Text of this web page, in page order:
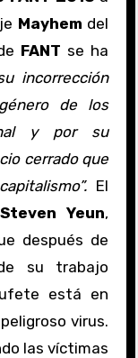
Mayhem del
FANT se ha
incorrección
de los
y por su
cerrado que
El
Steven Yeun,
después de
su trabajo
está en
virus.
las víctimas